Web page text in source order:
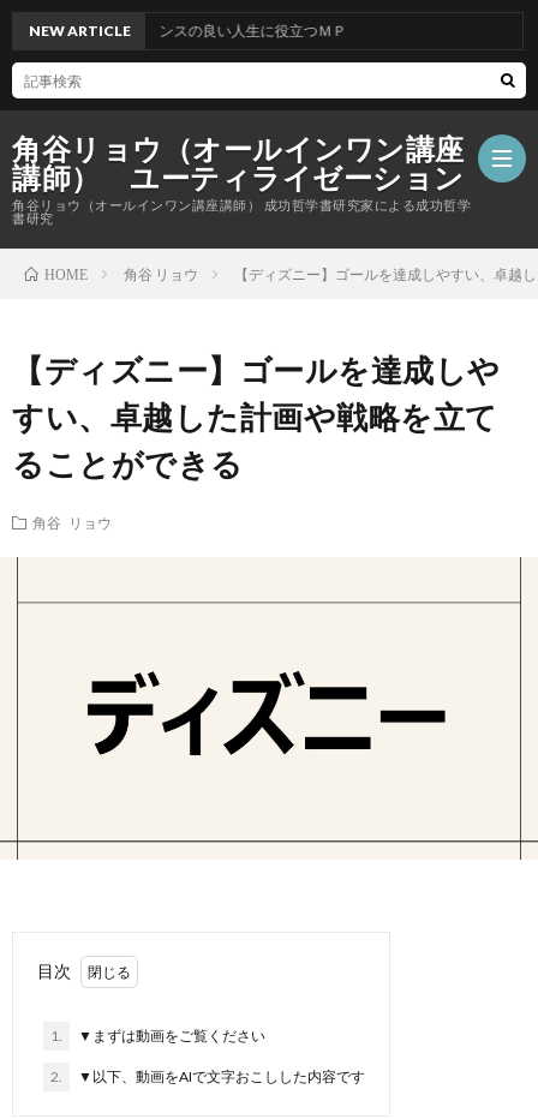
角谷リョウ（オールインワン講座
講師） ユーティライゼーション
角谷リョウ（オールインワン講座講師） 成功哲学書研究家による成功哲学
書研究
NEW ARTICLEバランスの良い人生に役立つＭＰ
HOME 角谷 リョウ 【ディズニー】ゴールを達成しやすい、卓越
【ディズニー】ゴールを達成しや
すい、卓越した計画や戦略を立て
ることができる
角谷 リョウ
目次
1. ▼まずは動画をご覧ください
2. ▼以下、動画をAIで文字おこしした内容です